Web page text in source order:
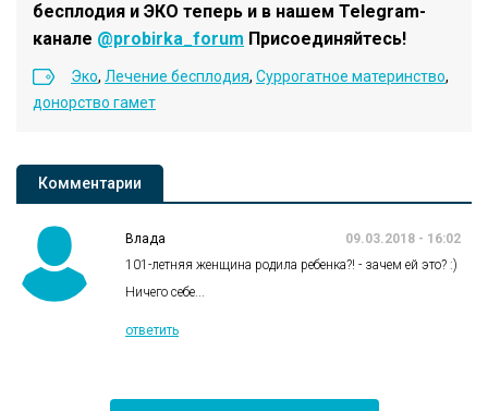
бесплодия и ЭКО теперь и в нашем Telegram-
канале @probirka_forum Присоединяйтесь!
Эко, Лечение бесплодия, Суррогатное материнство,
донорство гамет
Комментарии
Влада
09.03.2018 - 16:02
101-летняя женщина родила ребенка?! - зачем ей это? :)
Ничего себе...
ответить